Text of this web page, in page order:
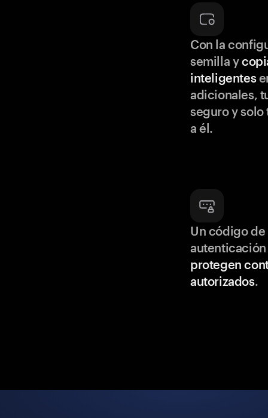
Con la
semilla y
inteligentes
adicionales,
seguro y
a él.
Un código de
protegen
autorizados.